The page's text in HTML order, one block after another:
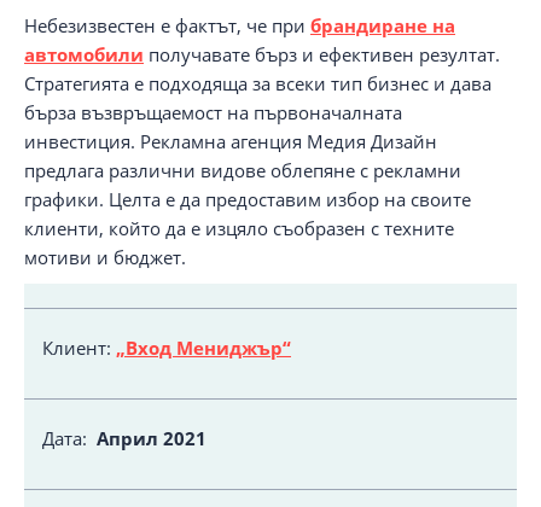
Небезизвестен е фактът, че при брандиране на
автомобили получавате бърз и ефективен резултат.
Стратегията е подходяща за всеки тип бизнес и дава
бърза възвръщаемост на първоначалната
инвестиция. Рекламна агенция Медия Дизайн
предлага различни видове облепяне с рекламни
графики. Целта е да предоставим избор на своите
клиенти, който да е изцяло съобразен с техните
мотиви и бюджет.
Клиент: „Вход Мениджър“
Дата: Април 2021